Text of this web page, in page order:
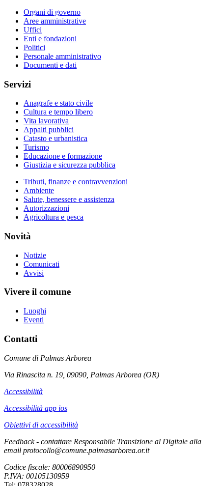
Organi di governo
Aree amministrative
Uffici
Enti e fondazioni
Politici
Personale amministrativo
Documenti e dati
Servizi
Anagrafe e stato civile
Cultura e tempo libero
Vita lavorativa
Appalti pubblici
Catasto e urbanistica
Turismo
Educazione e formazione
Giustizia e sicurezza pubblica
Tributi, finanze e contravvenzioni
Ambiente
Salute, benessere e assistenza
Autorizzazioni
Agricoltura e pesca
Novità
Notizie
Comunicati
Avvisi
Vivere il comune
Luoghi
Eventi
Contatti
Comune di Palmas Arborea
Via Rinascita n. 19, 09090, Palmas Arborea (OR)
Accessibilità
Accessibilità app ios
Obiettivi di accessibilità
Feedback - contattare Responsabile Transizione al Digitale alla
email protocollo@comune.palmasarborea.or.it
Codice fiscale: 80006890950
P.IVA: 00105130959